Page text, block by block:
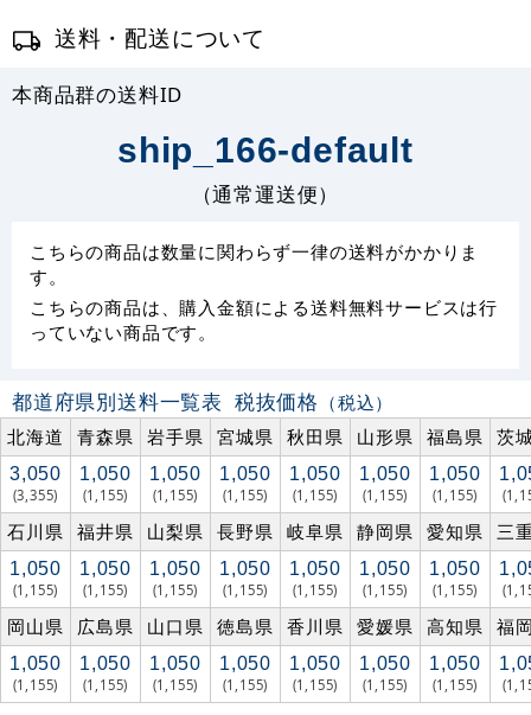
送料・配送について
本商品群の送料ID
ship_166-default
（通常運送便）
こちらの商品は数量に関わらず一律の送料がかかりま
す。
こちらの商品は、購入金額による送料無料サービスは行
っていない商品です。
都道府県別送料一覧表 税抜価格 （税込）
北海道
青森県 岩手県 宮城県 秋田県 山形県 福島県 茨
3,050
(3,355)
1,050
(1,155)
1,050
(1,155)
1,050
(1,155)
1,050
(1,155)
1,050
(1,155)
1,050
(1,155)
石川県 福井県 山梨県 長野県 岐阜県 静岡県 愛知県 三
1,050
(1,155)
1,050
(1,155)
1,050
(1,155)
1,050
(1,155)
1,050
(1,155)
1,050
(1,155)
1,050
(1,155)
岡山県 広島県 山口県 徳島県 香川県 愛媛県 高知県 福
1,050
(1,155)
1,050
(1,155)
1,050
(1,155)
1,050
(1,155)
1,050
(1,155)
1,050
(1,155)
1,050
(1,155)